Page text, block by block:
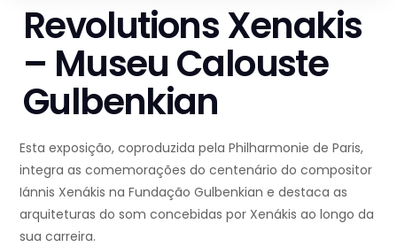
Revolutions Xenakis
– Museu Calouste
Gulbenkian
Esta exposição, coproduzida pela Philharmonie de Paris,
integra as comemorações do centenário do compositor
Iánnis Xenákis na Fundação Gulbenkian e destaca as
arquiteturas do som concebidas por Xenákis ao longo da
sua carreira.